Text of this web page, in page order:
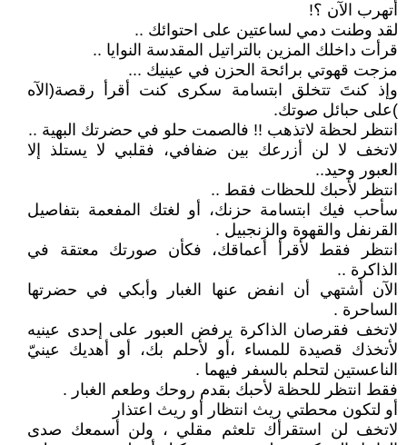
أتهرب الآن ؟!
لقد وطنت دمي لساعتين على احتوائك ..
قرأت داخلك المزين بالتراتيل المقدسة النوايا ..
مزجت قهوتي برائحة الحزن في عينيك ...
وإذ كنتَ تتخلق ابتسامة سكرى كنت أقرأ رقصة(الآه
)على حبائل صوتك.
انتظر لحظة لاتذهب !! فالصمت حلو في حضرتك البهية ..
لاتخف لا لن أزرعك بين ضفافي، فقلبي لا يستلذ إلا
العبور وحيد..
انتظر لأحبك للحظات فقط ..
سأحب فيك ابتسامة حزنك، أو لغتك المفعمة بتفاصيل
القرنفل والقهوة والزنجبيل .
انتظر فقط لأقرأ أعماقك، فكأن صورتك معتقة في
الذاكرة ..
الآن أشتهي أن انفض عنها الغبار وأبكي في حضرتها
الساحرة .
لاتخف فقرصان الذاكرة يرفض العبور على إحدى عينيه
لأتخذك قصيدة للمساء ،أو لأحلم بك، أو أهديك عينيّ
الناعستين لتحلم بالسفر فيهما .
فقط انتظر للحظة لأحبك بقدم روحك وطعم الغبار .
أو لتكون محطتي ريث انتظار أو ريث اعتذار
لاتخف لن استقرأك تلعثم مقلي ، ولن أسمعك صدى